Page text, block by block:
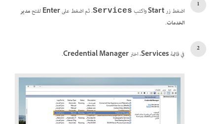
اضغط زرStartواكتب Services. ثم اضغط علىEnterلفتحمدير
الخدمات.
في قائمةServices، اخترCredential Manager
.